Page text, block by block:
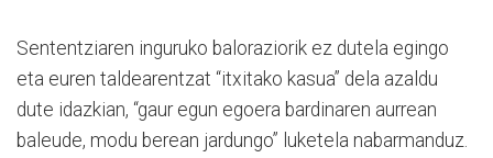
Sententziaren inguruko baloraziorik ez dutela egingo
eta euren taldearentzat “itxitako kasua” dela azaldu
dute idazkian, “gaur egun egoera bardinaren aurrean
baleude, modu berean jardungo” luketela nabarmanduz.